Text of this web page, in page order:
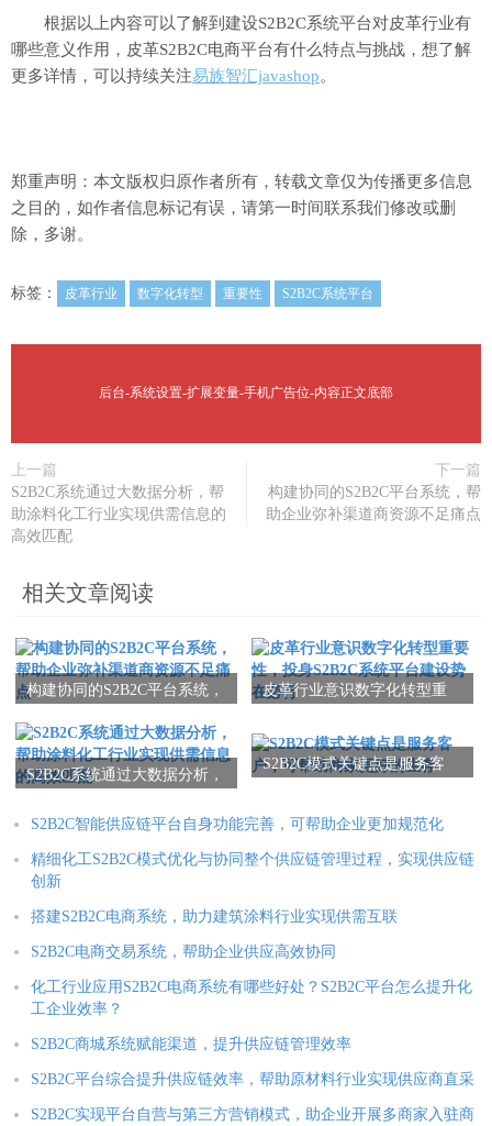
根据以上内容可以了解到建设S2B2C系统平台对皮革行业有
哪些意义作用，皮革S2B2C电商平台有什么特点与挑战，想了解
更多详情，可以持续关注易族智汇javashop。
郑重声明：本文版权归原作者所有，转载文章仅为传播更多信息
之目的，如作者信息标记有误，请第一时间联系我们修改或删
除，多谢。
标签： 皮革行业 数字化转型 重要性 S2B2C系统平台
后台-系统设置-扩展变量-手机广告位-内容正文底部
上一篇
S2B2C系统通过大数据分析，帮
助涂料化工行业实现供需信息的
高效匹配
下一篇
构建协同的S2B2C平台系统，帮
助企业弥补渠道商资源不足痛点
相关文章阅读
构建协同的S2B2C平台系统，
足痛点
皮革行业意识数字化转型重
设势在必行
S2B2C系统通过大数据分析，
信息的高效匹配
S2B2C模式关键点是服务客
S2B2C智能供应链平台自身功能完善，可帮助企业更加规范化
精细化工S2B2C模式优化与协同整个供应链管理过程，实现供应链
创新
搭建S2B2C电商系统，助力建筑涂料行业实现供需互联
S2B2C电商交易系统，帮助企业供应高效协同
化工行业应用S2B2C电商系统有哪些好处？S2B2C平台怎么提升化
工企业效率？
S2B2C商城系统赋能渠道，提升供应链管理效率
S2B2C平台综合提升供应链效率，帮助原材料行业实现供应商直采
S2B2C实现平台自营与第三方营销模式，助企业开展多商家入驻商